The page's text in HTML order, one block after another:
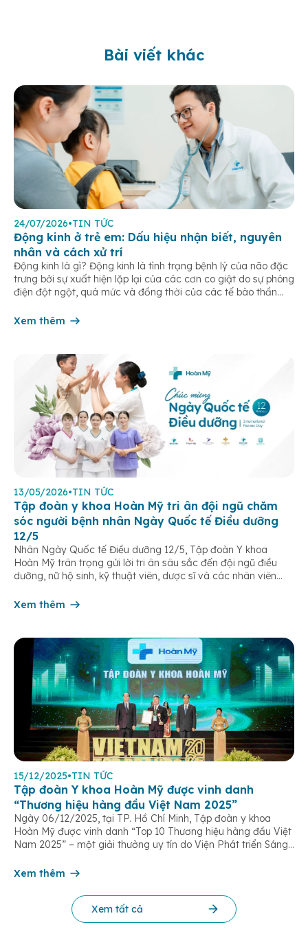
Bài viết khác
24/07/2026•TIN TỨC
Động kinh ở trẻ em: Dấu hiệu nhận biết, nguyên
nhân và cách xử trí
Động kinh là gì? Động kinh là tình trạng bệnh lý của não đặc
trưng bởi sự xuất hiện lặp lại của các cơn co giật do sự phóng
điện đột ngột, quá mức và đồng thời của các tế bào thần
Xem thêm
13/05/2026•TIN TỨC
Tập đoàn y khoa Hoàn Mỹ tri ân đội ngũ chăm
sóc người bệnh nhân Ngày Quốc tế Điều dưỡng
12/5
Nhân Ngày Quốc tế Điều dưỡng 12/5, Tập đoàn Y khoa
Hoàn Mỹ trân trọng gửi lời tri ân sâu sắc đến đội ngũ điều
dưỡng, nữ hộ sinh, kỹ thuật viên, dược sĩ và các nhân viên
âm thầm đồng hành trên […]
Xem thêm
15/12/2025•TIN TỨC
Tập đoàn Y khoa Hoàn Mỹ được vinh danh
“Thương hiệu hàng đầu Việt Nam 2025”
Ngày 06/12/2025, tại TP. Hồ Chí Minh, Tập đoàn y khoa
Hoàn Mỹ được vinh danh “Top 10 Thương hiệu hàng đầu Việt
Nam 2025” – một giải thưởng uy tín do Viện Phát triển Sáng
cứu Phát triển Doanh nghiệp Châu Á […]
Xem thêm
Xem tất cả